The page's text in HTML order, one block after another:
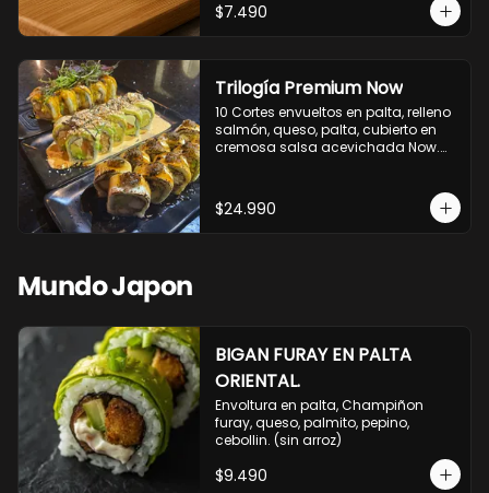
$7.490
Trilogía Premium Now
10 Cortes envueltos en palta, relleno
salmón, queso, palta, cubierto en
cremosa salsa acevichada Now.
palta, cubierto con topping de
chimichurri de la casa flambeado.
$24.990
Mundo Japon
BIGAN FURAY EN PALTA
ORIENTAL.
Envoltura en palta, Champiñon
furay, queso, palmito, pepino,
cebollin. (sin arroz)
$9.490